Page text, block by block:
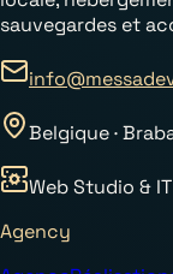
sauvegardes et
Belgique ·
Web Studio &
Agency